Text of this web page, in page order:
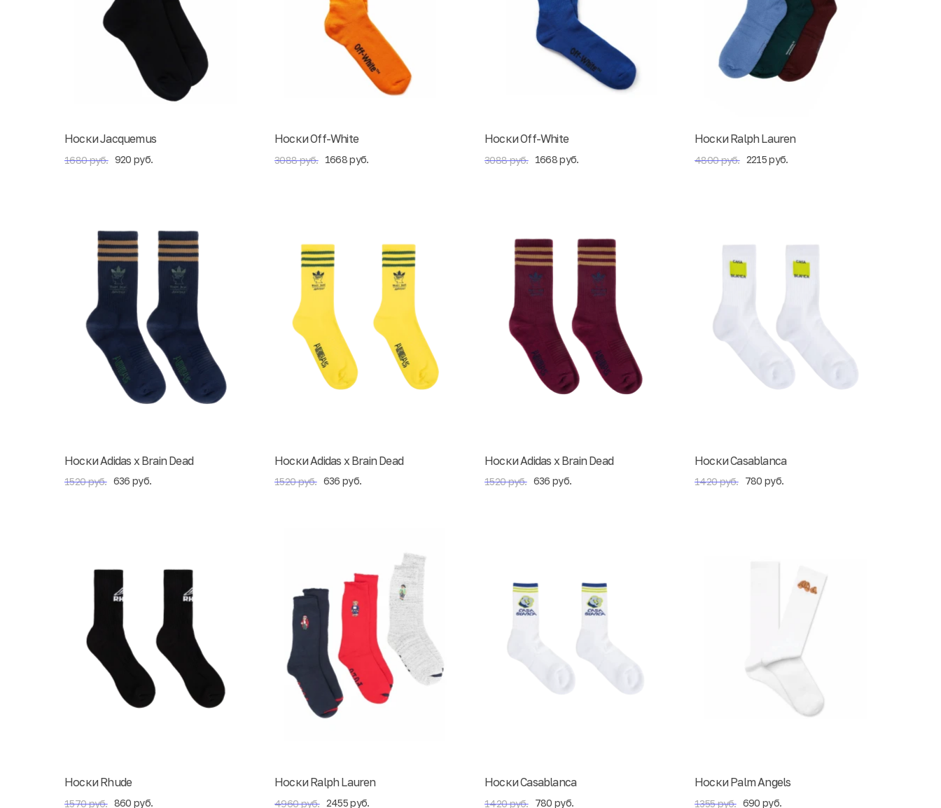
Носки Jacquemus
1680 руб. 920 руб.
Носки Off-White
3088 руб. 1668 руб.
Носки Off-White
3088 руб. 1668 руб.
Носки Ralph Lauren
4800 руб. 2215 руб.
Носки Adidas x Brain Dead
1520 руб. 636 руб.
Носки Adidas x Brain Dead
1520 руб. 636 руб.
Носки Adidas x Brain Dead
1520 руб. 636 руб.
Носки Casablanca
1420 руб. 780 руб.
Носки Rhude
1570 руб. 860 руб.
Носки Ralph Lauren
4960 руб. 2455 руб.
Носки Casablanca
1420 руб. 780 руб.
Носки Palm Angels
1355 руб. 690 руб.